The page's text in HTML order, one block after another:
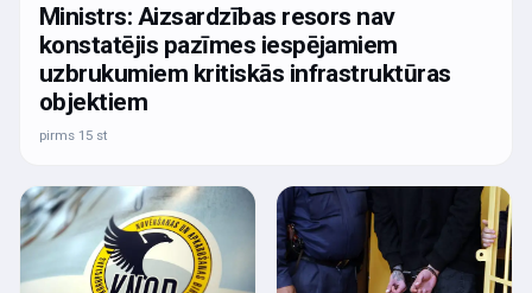
Ministrs: Aizsardzības resors nav
konstatējis pazīmes iespējamiem
uzbrukumiem kritiskās infrastruktūras
objektiem
pirms 15 st